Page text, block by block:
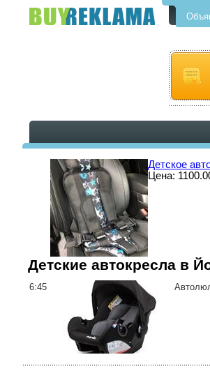
Детское
Цена:
Детские автокресла в
6:45